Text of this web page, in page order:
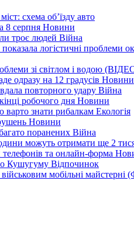
схема об’їзду авто
8 серпня Новини
троє людей Війна
логістичні проблеми
зі світлом і водою
одразу на 12 градусів Новини
повторного удару Війна
робочого дня Новини
варто знати рибалкам Екологія
Новини
поранених Війна
можуть отримати ще 2
та онлайн-форма
Кушугуму Відпочинок
мобільні